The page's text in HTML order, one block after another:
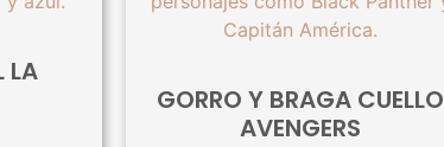
LA
GORRO Y BRAGA CUELLO
AVENGERS